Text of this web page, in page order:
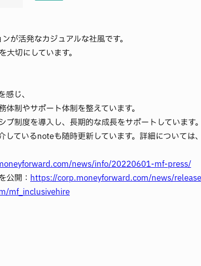
が活発なカジュアルな社風です。
大切にしています。
感じ、
制やサポート体制を整えています。
制度を導入し、長期的な成長をサポートしています。
ているnoteも随時更新しています。詳細については
news/info/20220601-mf-press/
公開： https://corp.moneyforward.com/news/
mf_inclusivehire